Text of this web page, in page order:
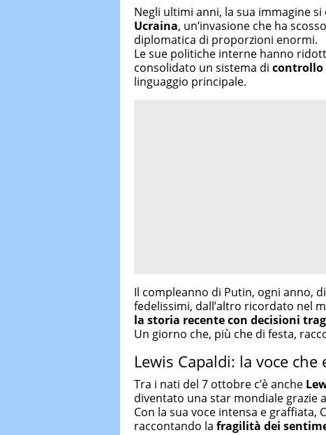
Negli ultimi anni, la sua immagine
Ucraina, un’invasione che ha
diplomatica di proporzioni enormi.
Le sue politiche interne hanno
consolidato un sistema di controllo
linguaggio principale.
Il compleanno di Putin, ogni anno,
fedelissimi, dall’altro ricordato nel
la storia recente con decisioni
Un giorno che, più che di festa,
Lewis Capaldi: la voce
Tra i nati del 7 ottobre c’è anche
diventato una star mondiale grazie
Con la sua voce intensa e
raccontando la fragilità dei